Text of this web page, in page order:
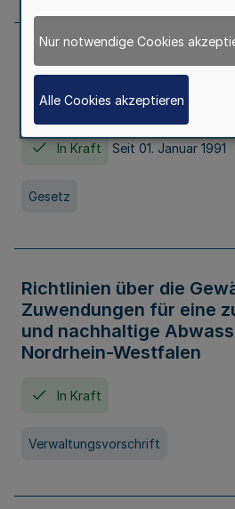
Erstes Gesetz zur
Kinder- und
KJHG -
In Kraft Seit 01. Januar 1991
Gesetz
Richtlinien über die
Zuwendungen für eine
und nachhaltige
Nordrhein-Westfalen
In Kraft
Verwaltungsvorschrift
Nur notwendige Cookies
Alle Cookies akzeptieren